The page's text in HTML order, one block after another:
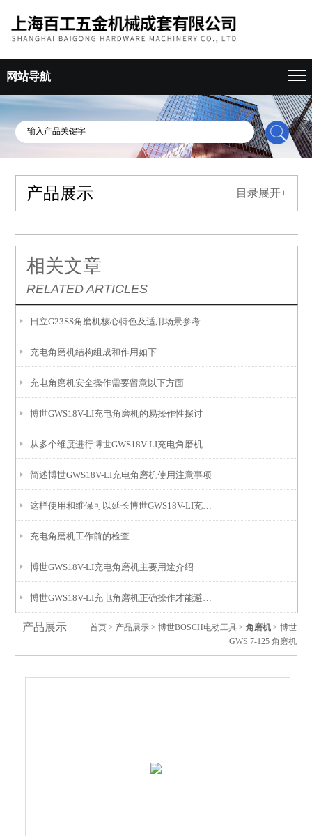
网站导航
产品展示 目录展开+
相关文章
RELATED ARTICLES
日立G23SS角磨机核心特色及适用场景参考
充电角磨机结构组成和作用如下
充电角磨机安全操作需要留意以下方面
博世GWS18V-LI充电角磨机的易操作性探讨
简述博世GWS18V-LI充电角磨机使用注意事项
充电角磨机工作前的检查
博世GWS18V-LI充电角磨机主要用途介绍
产品展示 首页> 产品展示> 博世BOSCH电动工具> 角磨机> 博世
GWS 7-125 角磨机